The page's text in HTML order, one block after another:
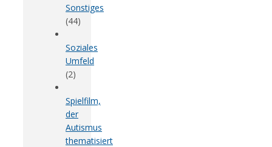
Sonstiges
(44)
Soziales
Umfeld
(2)
Spielfilm,
der
Autismus
thematisiert